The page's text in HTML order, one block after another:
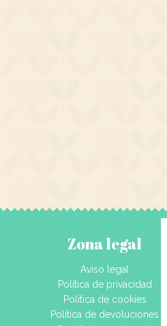
Zona legal
Aviso legal
Política de privacidad
Política de cookies
Política de devoluciones